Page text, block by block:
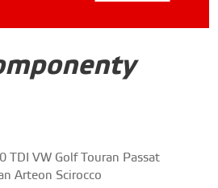
TDI VW Golf Touran Passat
Arteon Scirocco